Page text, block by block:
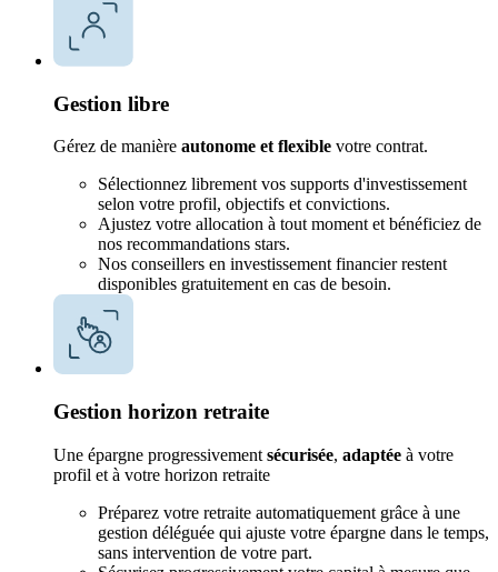
Gestion libre
Gérez de manière autonome et flexible votre contrat.
Sélectionnez librement vos supports d'investissement
selon votre profil, objectifs et convictions.
Ajustez votre allocation à tout moment et bénéficiez de
nos recommandations stars.
Nos conseillers en investissement financier restent
disponibles gratuitement en cas de besoin.
Gestion horizon retraite
Une épargne progressivement sécurisée, adaptée à votre
profil et à votre horizon retraite
Préparez votre retraite automatiquement grâce à une
gestion déléguée qui ajuste votre épargne dans le temps,
sans intervention de votre part.